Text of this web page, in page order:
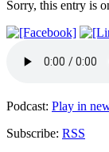
Sorry, this entry is
Podcast: Play in
Subscribe: RSS